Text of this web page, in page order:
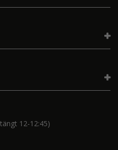
12-12:45)